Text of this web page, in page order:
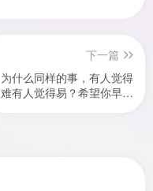
下一篇
为什么同样的事，有人觉得
难有人觉得易？希望你早日